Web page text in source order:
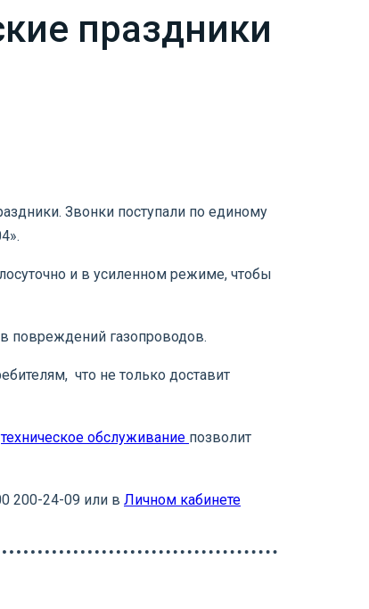
праздники
Звонки поступали по единому
и в усиленном режиме, чтобы
повреждений газопроводов.
что не только доставит
техническое обслуживание позволит
200-24-09 или в Личном кабинете